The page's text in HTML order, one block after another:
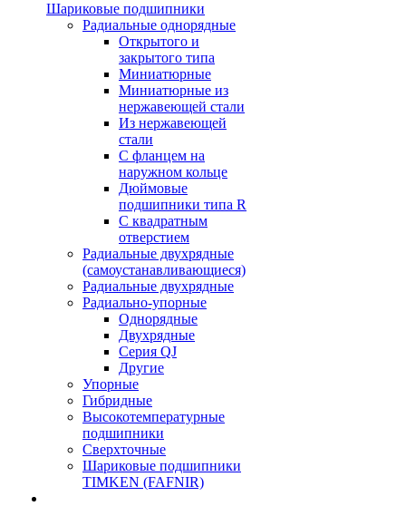
Шариковые подшипники
Радиальные однорядные
Открытого и
закрытого типа
Миниатюрные
Миниатюрные из
нержавеющей стали
Из нержавеющей
стали
С фланцем на
наружном кольце
Дюймовые
подшипники типа R
С квадратным
отверстием
Радиальные двухрядные
(самоустанавливающиеся)
Радиальные двухрядные
Радиально-упорные
Однорядные
Двухрядные
Серия QJ
Другие
Упорные
Гибридные
Высокотемпературные
подшипники
Сверхточные
Шариковые подшипники
TIMKEN (FAFNIR)